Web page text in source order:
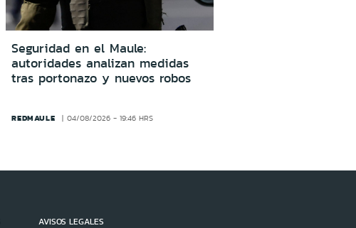
Seguridad en el Maule:
autoridades analizan medidas
tras portonazo y nuevos robos
REDMAULE 04/08/2026 - 19:46 HRS
AVISOS LEGALES